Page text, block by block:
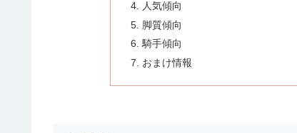
人気傾向
脚質傾向
騎手傾向
おまけ情報